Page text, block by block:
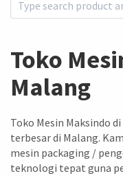
Toko
Malang
Toko Mesin Maksindo
terbesar di Malang.
mesin packaging /
teknologi tepat guna